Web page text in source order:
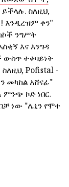
ስለዚህ,
እንዲረዝም ቀን"
ንግሥት
እና እንግዳ
ውስጥ ተቀባይነት
Pofistal -
መካከል አሸናፊ"
ምንጭ ኮድ ነበር.
ነው "ሌኒን የሞተ